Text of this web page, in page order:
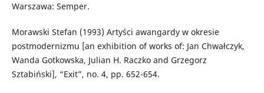
Warszawa: Semper.
Morawski Stefan (1993) Artyści awangardy w okresie
postmodernizmu [an exhibition of works of: Jan Chwałczyk,
Wanda Gotkowska, Julian H. Raczko and Grzegorz
Sztabiński], “Exit”, no. 4, pp. 652-654.